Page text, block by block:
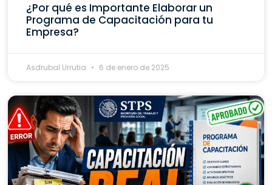
¿Por qué es Importante Elaborar un
Programa de Capacitación para tu
Empresa?
Asdrubal Urrutia 6 de enero de 2025